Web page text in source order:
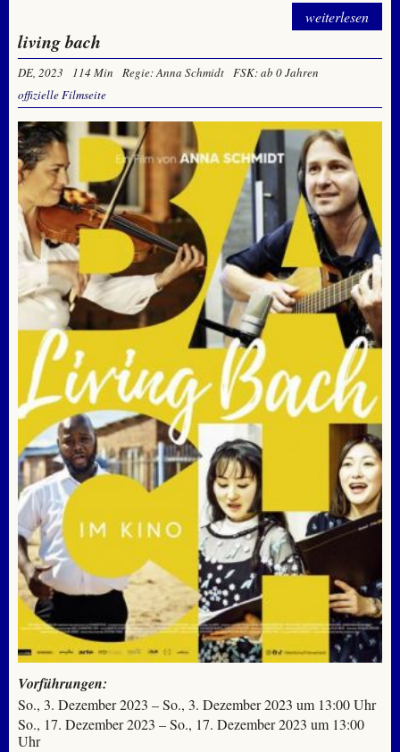
weiterlesen
living bach
DE, 2023 114 Min Regie: Anna Schmidt
FSK: ab 0 Jahren
offizielle Filmseite
Vorführungen:
So., 3. Dezember 2023 – So., 3. Dezember 2023 um 13:00 Uhr
So., 17. Dezember 2023 – So., 17. Dezember 2023 um 13:00
Uhr